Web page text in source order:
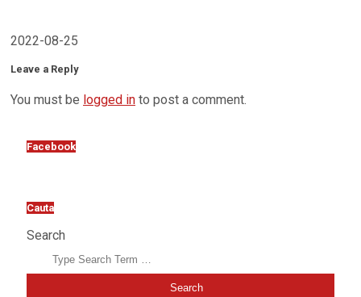
2022-08-25
Leave a Reply
You must be logged in to post a comment.
Facebook
Cauta
Search